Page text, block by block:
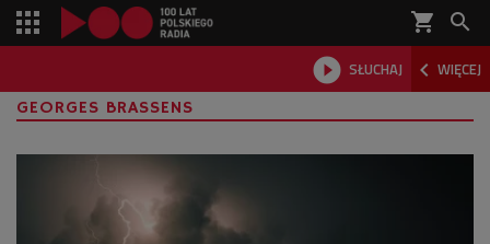
shopping_cart 
 SŁUCHAJ  WIĘCEJ

GEORGES BRASSENS